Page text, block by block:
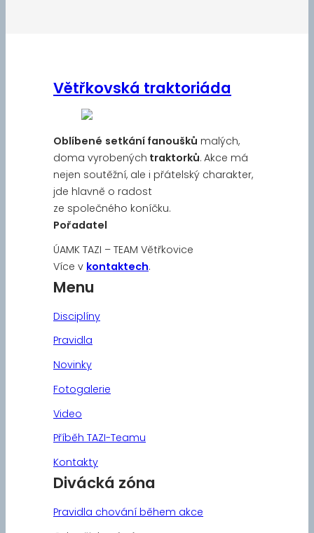
Větřkovská traktoriáda
Oblíbené setkání fanoušků malých,
doma vyrobených traktorků. Akce má
nejen soutěžní, ale i přátelský charakter,
jde hlavně o radost
ze společného koníčku.
Pořadatel
ÚAMK TAZI – TEAM Větřkovice
Více v kontaktech.
Menu
Disciplíny
Pravidla
Novinky
Fotogalerie
Video
Příběh TAZI-Teamu
Kontakty
Divácká zóna
Pravidla chování během akce